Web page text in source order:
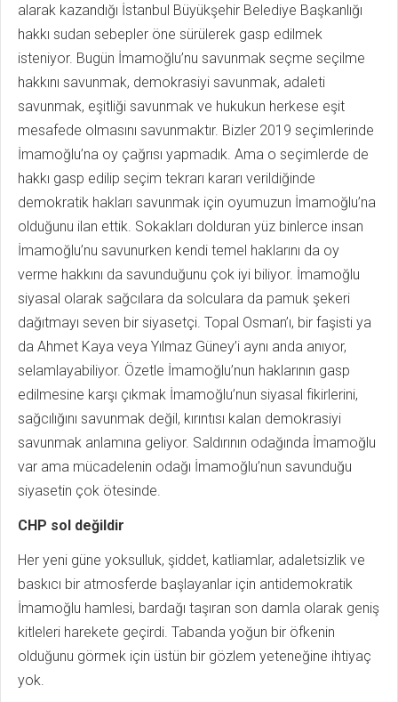
alarak kazandığı İstanbul Büyükşehir Belediye Başkanlığı
hakkı sudan sebepler öne sürülerek gasp edilmek
isteniyor. Bugün İmamoğlu’nu savunmak seçme seçilme
hakkını savunmak, demokrasiyi savunmak, adaleti
savunmak, eşitliği savunmak ve hukukun herkese eşit
mesafede olmasını savunmaktır. Bizler 2019 seçimlerinde
İmamoğlu’na oy çağrısı yapmadık. Ama o seçimlerde de
hakkı gasp edilip seçim tekrarı kararı verildiğinde
demokratik hakları savunmak için oyumuzun İmamoğlu’na
olduğunu ilan ettik. Sokakları dolduran yüz binlerce insan
İmamoğlu’nu savunurken kendi temel haklarını da oy
verme hakkını da savunduğunu çok iyi biliyor. İmamoğlu
siyasal olarak sağcılara da solculara da pamuk şekeri
dağıtmayı seven bir siyasetçi. Topal Osman’ı, bir faşisti ya
da Ahmet Kaya veya Yılmaz Güney’i aynı anda anıyor,
selamlayabiliyor. Özetle İmamoğlu’nun haklarının gasp
edilmesine karşı çıkmak İmamoğlu’nun siyasal fikirlerini,
sağcılığını savunmak değil, kırıntısı kalan demokrasiyi
savunmak anlamına geliyor. Saldırının odağında İmamoğlu
var ama mücadelenin odağı İmamoğlu’nun savunduğu
siyasetin çok ötesinde.
CHP sol değildir
Her yeni güne yoksulluk, şiddet, katliamlar, adaletsizlik ve
baskıcı bir atmosferde başlayanlar için antidemokratik
İmamoğlu hamlesi, bardağı taşıran son damla olarak geniş
kitleleri harekete geçirdi. Tabanda yoğun bir öfkenin
olduğunu görmek için üstün bir gözlem yeteneğine ihtiyaç
yok.